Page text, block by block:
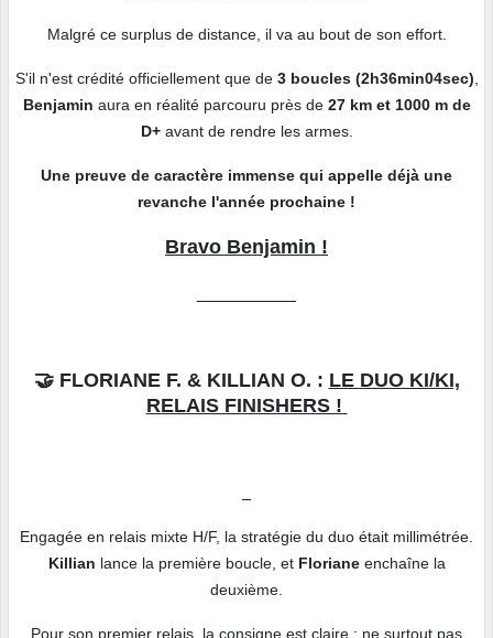
Malgré ce surplus de distance, il va au bout de son effort.
S'il n'est crédité officiellement que de 3 boucles (2h36min04sec)
Benjamin aura en réalité parcouru près de 27 km et 1000 m de
D+avant de rendre les armes.
Une preuve de caractère immense qui appelle déjà une
revanche l'année prochaine !
Bravo Benjamin !
🤝 FLORIANE F. & KILLIAN O. : LE DUO KI/KI,
RELAIS FINISHERS !
Engagée en relais mixte H/F, la stratégie du duo était millimétrée.
Killian lance la première boucle, et Florianeenchaîne la
deuxième.
Pour son premier relais, la consigne est claire : ne surtout pas